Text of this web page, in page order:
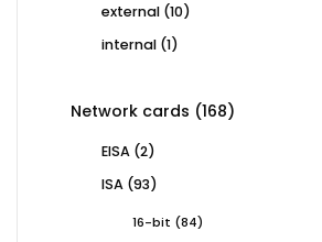
external 1010
internal 11
Network cards 168168
EISA 22
ISA 9393
16-bit 8484